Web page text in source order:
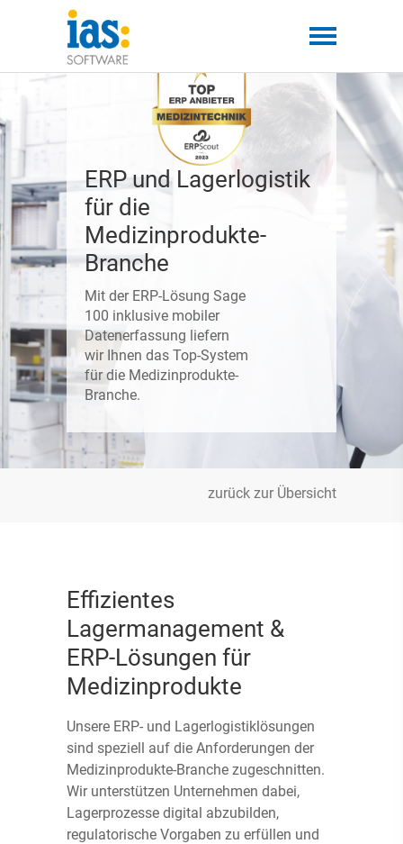
ERP und Lagerlogistik
für die
Medizinprodukte-
Branche
Mit der ERP-Lösung Sage
100 inklusive mobiler
Datenerfassung liefern
wir Ihnen das Top-System
für die Medizinprodukte-
Branche.
zurück zur Übersicht
Effizientes
Lagermanagement &
ERP-Lösungen für
Medizinprodukte
Unsere ERP- und Lagerlogistiklösungen
sind speziell auf die Anforderungen der
Medizinprodukte-Branche zugeschnitten.
Wir unterstützen Unternehmen dabei,
Lagerprozesse digital abzubilden,
regulatorische Vorgaben zu erfüllen und